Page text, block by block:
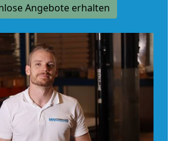
Angebote erhalten